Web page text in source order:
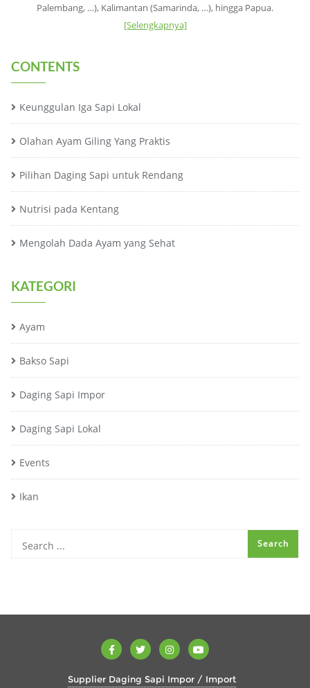
Palembang, …), Kalimantan (Samarinda, …), hingga Papua.
[Selengkapnya]
CONTENTS
Keunggulan Iga Sapi Lokal
Olahan Ayam Giling Yang Praktis
Pilihan Daging Sapi untuk Rendang
Nutrisi pada Kentang
Mengolah Dada Ayam yang Sehat
KATEGORI
Ayam
Bakso Sapi
Daging Sapi Impor
Daging Sapi Lokal
Events
Ikan
Supplier Daging Sapi Impor / Import